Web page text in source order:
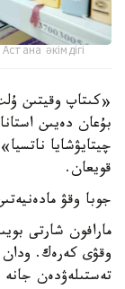
әкімдігі
«كىتاپ وقيتىن
بۇعان دەيىن
چيتايۋشايا
قويعان.
جوبا وقۋ
وقۋى كەرەك. ودان
تەستىلەۋدەن